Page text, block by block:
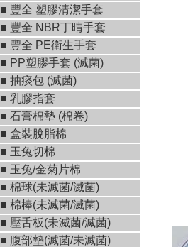
■ 豐全 塑膠清潔手套
■ 豐全 NBR丁晴手套
■ 豐全 PE衛生手套
■ PP塑膠手套 (滅菌)
■ 抽痰包 (滅菌)
■ 乳膠指套
■ 石膏棉墊 (棉卷)
■ 盒裝脫脂棉
■ 玉兔切棉
■ 玉兔/金菊片棉
■ 棉球(未滅菌/滅菌)
■ 棉棒(未滅菌/滅菌)
■ 壓舌板(未滅菌/滅菌)
■ 腹部墊(滅菌/未滅菌)